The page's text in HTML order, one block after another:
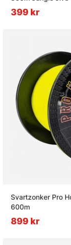
399 kr
Svartzonker Pro
600m
899 kr